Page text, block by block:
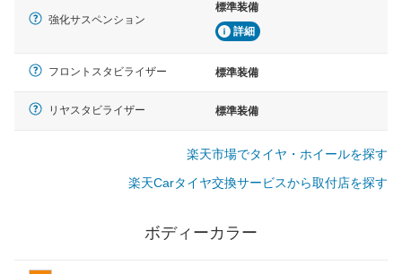
強化サスペンション
標準装備
詳細
フロントスタビライザー 標準装備
リヤスタビライザー 標準装備
楽天市場でタイヤ・ホイールを探す
楽天Carタイヤ交換サービスから取付店を探す
ボディーカラー